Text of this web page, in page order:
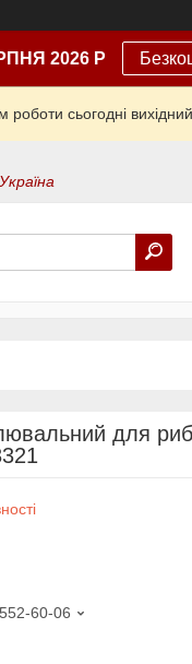
2026 Р
роботи сьогодні
для
60-06